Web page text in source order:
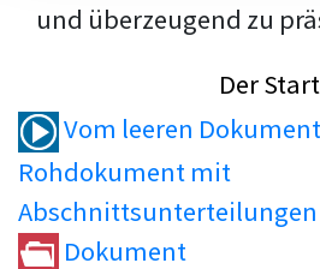
und überzeugend zu
Der Start
Vom leeren
Rohdokument mit
Abschnittsunterteilungen
Dokument